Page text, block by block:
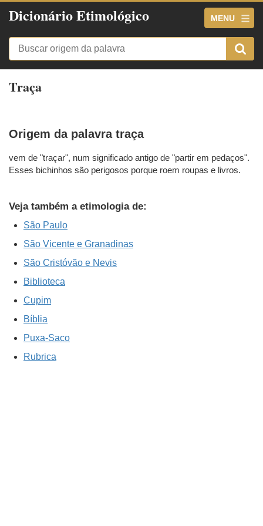
Dicionário Etimológico MENU
Traça
Origem da palavra traça
vem de "traçar", num significado antigo de "partir em pedaços".
Esses bichinhos são perigosos porque roem roupas e livros.
Veja também a etimologia de:
São Paulo
São Vicente e Granadinas
São Cristóvão e Nevis
Biblioteca
Cupim
Bíblia
Puxa-Saco
Rubrica